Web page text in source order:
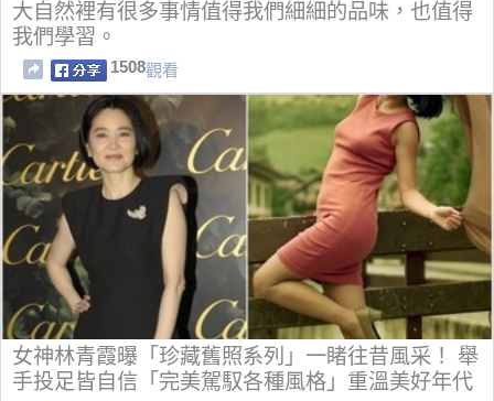
大自然裡有很多事情值得我們細細的品味，也值得
我們學習。
1508觀看
女神林青霞曝「珍藏舊照系列」一睹往昔風采！ 舉
手投足皆自信「完美駕馭各種風格」重溫美好年代